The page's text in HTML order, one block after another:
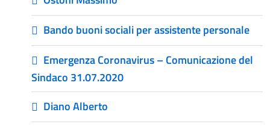
Bando buoni sociali per assistente personale
Emergenza Coronavirus – Comunicazione del
Sindaco 31.07.2020
Diano Alberto